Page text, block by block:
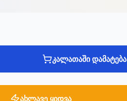
კალათაში დამატება
ახლავე ყიდვა